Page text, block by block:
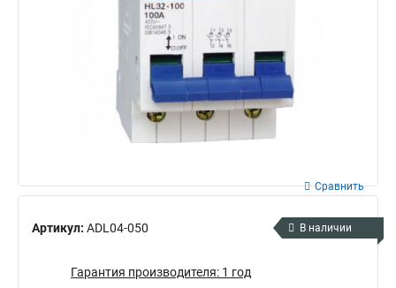
Артикул: ADL04-050
Сравнить
В наличии
Гарантия производителя: 1 год